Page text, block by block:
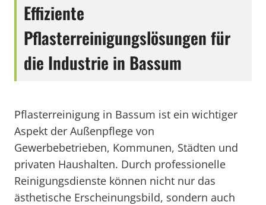
Effiziente
Pflasterreinigungslösungen für
die Industrie in Bassum
Pflasterreinigung in Bassum ist ein wichtiger
Aspekt der Außenpflege von
Gewerbebetrieben, Kommunen, Städten und
privaten Haushalten. Durch professionelle
Reinigungsdienste können nicht nur das
ästhetische Erscheinungsbild, sondern auch